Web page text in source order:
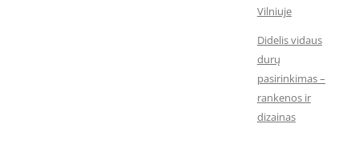
Vilniuje
Didelis vidaus
durų
pasirinkimas –
rankenos ir
dizainas